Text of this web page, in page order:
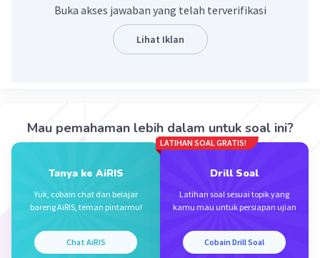
Buka akses jawaban yang telah terverifikasi
Lihat Iklan
Mau pemahaman lebih dalam untuk soal ini?
Tanya ke AiRIS
Yuk, cobain chat dan belajar
bareng AiRIS, teman pintarmu!
Chat AiRIS
LATIHAN SOAL GRATIS!
Drill Soal
Latihan soal sesuai topik yang
kamu mau untuk persiapan ujian
Cobain Drill Soal